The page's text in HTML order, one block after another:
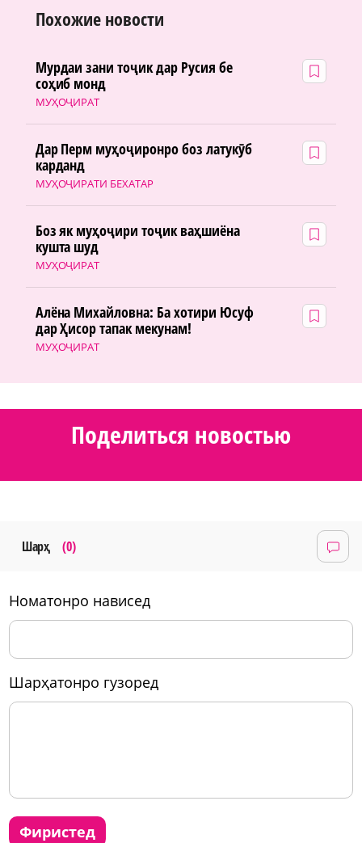
Похожие новости
МУҲОҶИРАТ
Мурдаи зани тоҷик дар Русия бе
соҳиб монд
МУҲОҶИРАТИ БЕХАТАР
Дар Перм муҳоҷиронро боз латукӯб
карданд
МУҲОҶИРАТ
Боз як муҳоҷири тоҷик ваҳшиёна
кушта шуд
МУҲОҶИРАТ
Алёна Михайловна: Ба хотири Юсуф
дар Ҳисор тапак мекунам!
Поделиться новостью
Шарҳ (0)
номатонро нависед
шарҳатонро гузоред
фиристед